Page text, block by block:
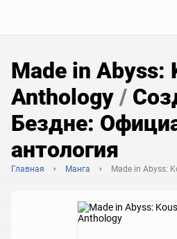
Made in Abyss:
Anthology /
Бездне:
антология
Главная Манга Made in Abyss: